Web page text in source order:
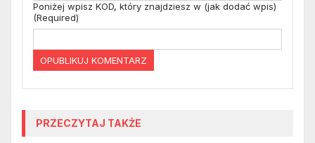
Poniżej wpisz KOD, który znajdziesz w (jak dodać wpis)
(Required)
PRZECZYTAJ TAKŻE